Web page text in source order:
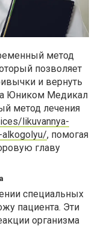
метод
позволяет
и вернуть
Юником Медикал
метод лечения
likuvannya-
, помогая
главу
специальных
пациента. Эти
организма